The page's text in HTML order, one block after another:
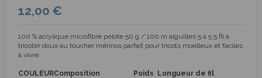
12,00 €
100 % acrylique microfibre pelote 50 g / 100 m aiguilles 5 à 5.5 fil à
tricoter doux au toucher mérinos parfait pour tricots moelleux et faciles
à vivre
COULEURComposition
Poids Longueur de fil